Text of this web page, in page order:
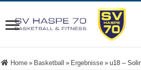
Home » Basketball » Ergebnisse » u18 –